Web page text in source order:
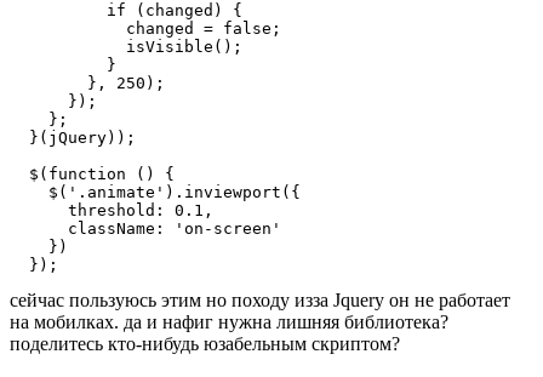
          if (changed) {
            changed = false;
            isVisible();
          }
        }, 250);
      });
    };
  }(jQuery));
  $(function () {
    $('.animate').inviewport({
      threshold: 0.1,
      className: 'on-screen'
    })
  });
сейчас пользуюсь этим но походу изза Jquery он не работает
на мобилках. да и нафиг нужна лишняя библиотека?
поделитесь кто-нибудь юзабельным скриптом?